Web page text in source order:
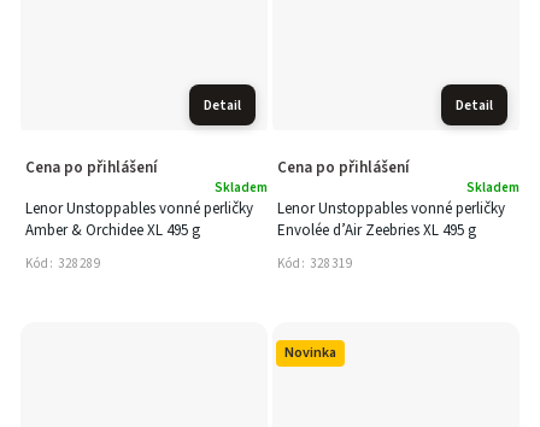
Detail
Lenor Unstoppables vonné perličky
Amber & Orchidee XL 495 g
Skladem
Cena po přihlášení
Kód: 328289
Detail
Lenor Unstoppables vonné perličky
Envolée d’Air Zeebries XL 495 g
Skladem
Cena po přihlášení
Kód: 328319
Novinka